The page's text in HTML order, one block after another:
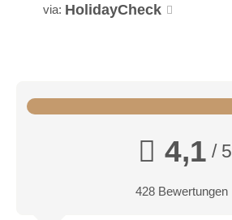
via: HolidayCheck
4,1 / 5
428 Bewertungen